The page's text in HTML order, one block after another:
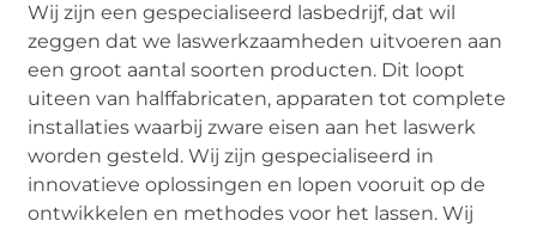
Wij zijn een gespecialiseerd lasbedrijf, dat wil
zeggen dat we laswerkzaamheden uitvoeren aan
een groot aantal soorten producten. Dit loopt
uiteen van halffabricaten, apparaten tot complete
installaties waarbij zware eisen aan het laswerk
worden gesteld. Wij zijn gespecialiseerd in
innovatieve oplossingen en lopen vooruit op de
ontwikkelen en methodes voor het lassen. Wij